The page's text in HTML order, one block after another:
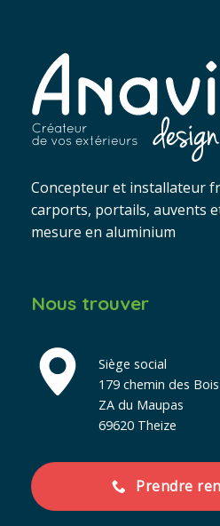
Concepteur et installateur
carports, portails, auvents
mesure en aluminium
Nous trouver
Siège social
179 chemin des Bois
ZA du Maupas
69620 Theize
Prendre